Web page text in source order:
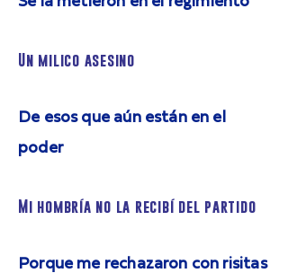
Un milico asesino
De esos que aún están en el
poder
Mi hombría no la recibí del partido
Porque me rechazaron con risitas